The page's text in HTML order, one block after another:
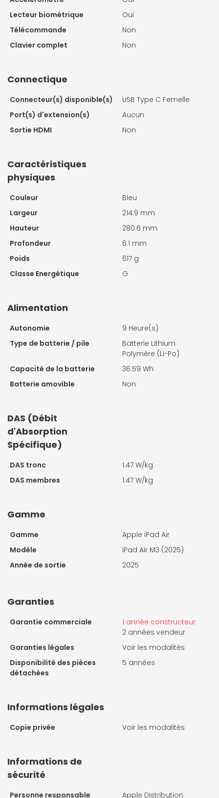
Lecteur biométrique
Oui
Télécommande
Non
Clavier complet
Non
Connectique
Connecteur(s) disponible(s)
USB Type C Femelle
Port(s) d'extension(s)
Aucun
Sortie HDMI
Non
Caractéristiques
physiques
Couleur
Bleu
Largeur
214.9 mm
Hauteur
280.6 mm
Profondeur
6.1 mm
Poids
617 g
Classe Energétique
G
Alimentation
Autonomie
9 Heure(s)
Type de batterie / pile
Batterie Lithium
Polymère (Li-Po)
Capacité de la batterie
36.59 Wh
Batterie amovible
Non
DAS (Débit
d'Absorption
Spécifique)
DAS tronc
1.47 W/kg
DAS membres
1.47 W/kg
Gamme
Gamme
Apple iPad Air
Modèle
iPad Air M3 (2025)
Année de sortie
2025
Garanties
Garantie commerciale
1 année constructeur
2 années vendeur
Garanties légales
Voir les modalités
Disponibilité des pièces
détachées
5 années
Informations légales
Copie privée Voir les modalités
Informations de
sécurité
Personne responsable
Apple Distribution